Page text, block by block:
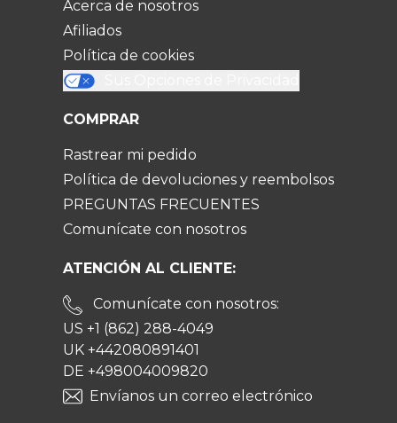
Acerca de nosotros
Afiliados
Política de cookies
COMPRAR
Rastrear mi pedido
Política de devoluciones y reembolsos
PREGUNTAS FRECUENTES
Comunícate con nosotros
ATENCIÓN AL CLIENTE:
Comunícate con nosotros:
US +1 (862) 288-4049
UK +442080891401
DE +498004009820
Envíanos un correo electrónico